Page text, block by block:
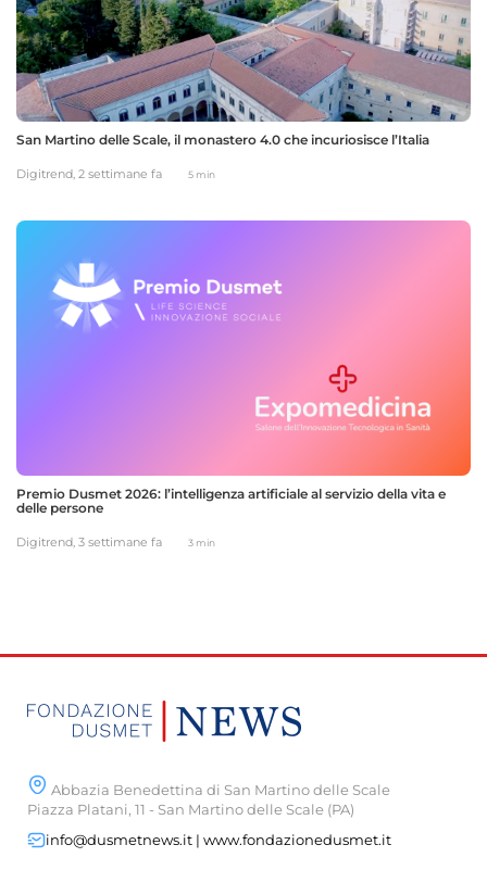
San Martino delle Scale, il monastero 4.0 che incuriosisce l’Italia
Digitrend, 2 settimane fa 5 min
Premio Dusmet 2026: l’intelligenza artificiale al servizio della vita e
delle persone
Digitrend, 3 settimane fa 3 min
Abbazia Benedettina di San Martino delle Scale
Piazza Platani, 11 - San Martino delle Scale (PA)
info@dusmetnews.it | www.fondazionedusmet.it